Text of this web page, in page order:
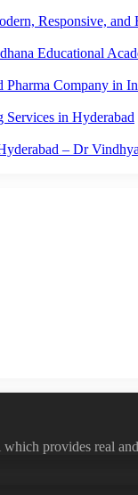
Responsive, and
Educational
Company in
Services in Hyderabad
– Dr
provides real